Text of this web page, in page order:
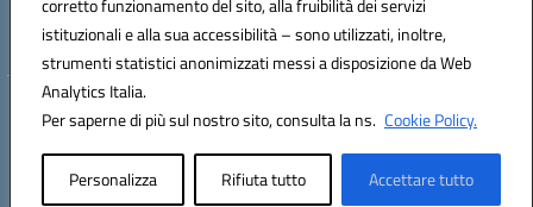
corretto funzionamento del sito, alla fruibilità dei servizi
istituzionali e alla sua accessibilità – sono utilizzati, inoltre,
strumenti statistici anonimizzati messi a disposizione da Web
Analytics Italia.
Per saperne di più sul nostro sito, consulta la ns. Cookie Policy.
Personalizza Rifiuta tutto Accettare tutto
Codice unico di fatturazione (CUF): UF7LHF
Hosting & Powered by 3D Solution S.r.l.
Concept & Design by Designers Italia